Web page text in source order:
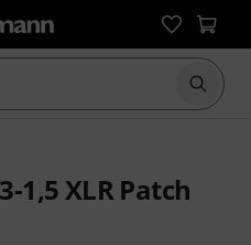
1,5 XLR Patch
d'après 3913 évaluations clients